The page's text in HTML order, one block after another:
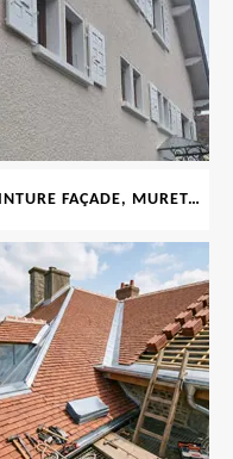
PEINTURE FAÇADE, MURET, TOITURE, BOISERIE, FERRONERIE, GOUTTIÈRE 69